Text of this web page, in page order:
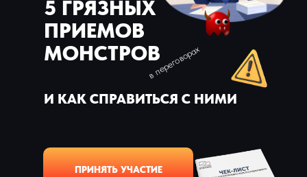
5 ГРЯЗНЫХ
ПРИЕМОВ
ПРИНЯТЬ УЧАСТИЕ
МОНСТРОВв переговорах
И КАК СПРАВИТЬСЯ С НИМИ